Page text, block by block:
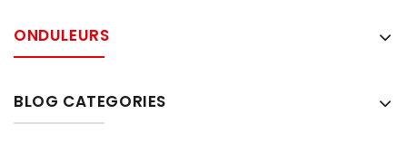
ONDULEURS
BLOG CATEGORIES